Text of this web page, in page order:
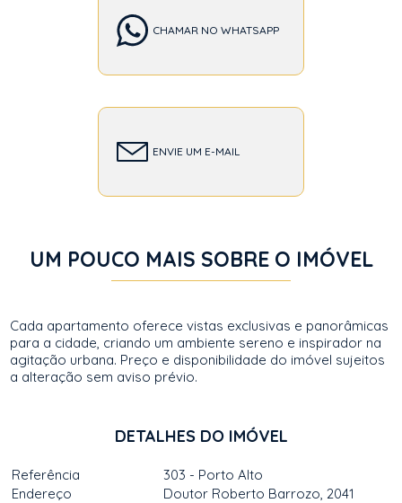
CHAMAR NO WHATSAPP
ENVIE UM E-MAIL
UM POUCO MAIS SOBRE O IMÓVEL
Cada apartamento oferece vistas exclusivas e panorâmicas
para a cidade, criando um ambiente sereno e inspirador na
agitação urbana. Preço e disponibilidade do imóvel sujeitos
a alteração sem aviso prévio.
DETALHES DO IMÓVEL
Referência
303 - Porto Alto
Endereço
Doutor Roberto Barrozo, 2041